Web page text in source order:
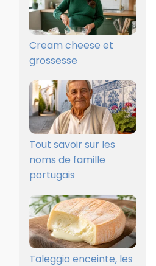
Cream cheese et
grossesse
Tout savoir sur les
noms de famille
portugais
Taleggio enceinte, les